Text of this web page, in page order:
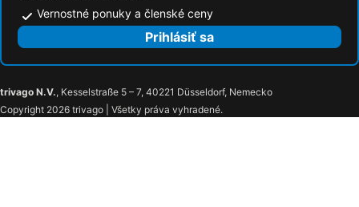
Via Roma231
Hotel Panorama
Vernostné ponuky a členské ceny
Prihlásiť sa
trivago N.V., Kesselstraße 5 – 7, 40221 Düsseldorf, Nemecko
Copyright 2026 trivago | Všetky práva vyhradené.